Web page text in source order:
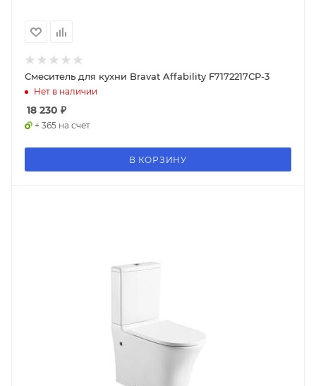
Смеситель для кухни Bravat Affability F7172217CP-3
Нет в наличии
18 230 ₽
+ 365 на счет
В КОРЗИНУ